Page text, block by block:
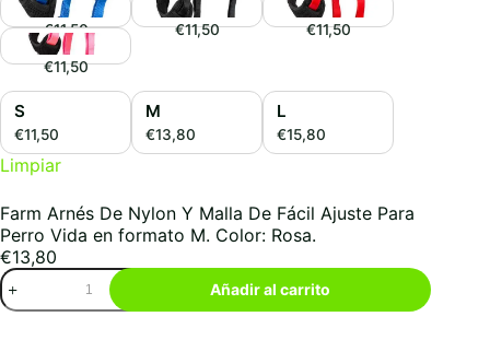
€11,50 €11,50 €11,50
€11,50
S
€11,50
M
€13,80
L
€15,80
Limpiar
Farm Arnés De Nylon Y Malla De Fácil Ajuste Para
Perro Vida en formato M. Color: Rosa.
€13,80
Farm
Arnés
De
Añadir al carrito